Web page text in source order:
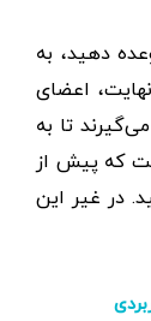
دهید، به
اعضای
تا به
که پیش از
در غیر این